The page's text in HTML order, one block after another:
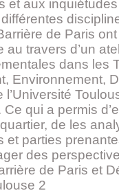
aux inquiétudes
de Paris
travers d’un
dans les
Environnement,
qui a permis
de les
parties
des
de Paris et
2